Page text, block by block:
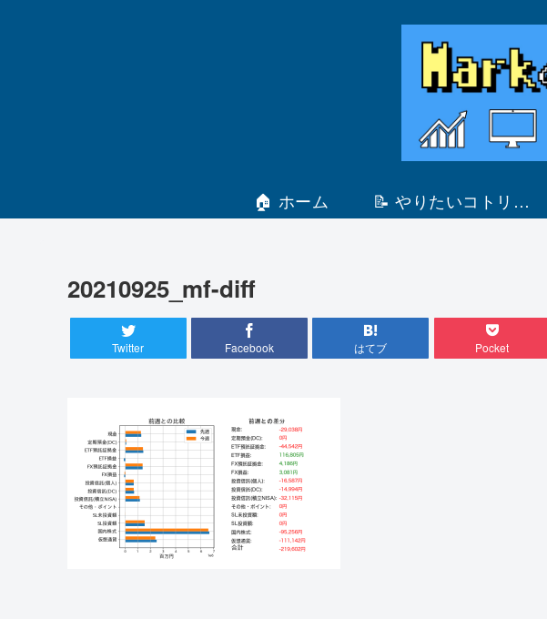
🏠 ホーム
📝 やりたいコトリス
20210925_mf-diff
Twitter Facebook はてブ Pocket